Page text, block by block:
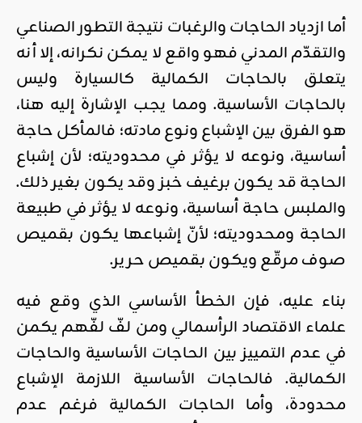
أما ازدياد الحاجات والرغبات نتيجة التطور الصناعي
والتقدّم المدني فهو واقع لا يمكن نكرانه، إلا أنه
يتعلق بالحاجات الكمالية كالسيارة وليس
بالحاجات الأساسية. ومما يجب الإشارة إليه هنا،
هو الفرق بين الإشباع ونوع مادته؛ فالمأكل حاجة
أساسية، ونوعه لا يؤثر في محدوديته؛ لأن إشباع
الحاجة قد يكون برغيف خبز وقد يكون بغير ذلك.
والملبس حاجة أساسية، ونوعه لا يؤثر في طبيعة
الحاجة ومحدوديته؛ لأنّ إشباعها يكون بقميص
صوف مرقّع ويكون بقميص حرير.
بناء عليه، فإن الخطأ الأساسي الذي وقع فيه
علماء الاقتصاد الرأسمالي ومن لفّ لفّهم يكمن
في عدم التمييز بين الحاجات الأساسية والحاجات
الكمالية. فالحاجات الأساسية اللازمة الإشباع
محدودة، وأما الحاجات الكمالية فرغم عدم